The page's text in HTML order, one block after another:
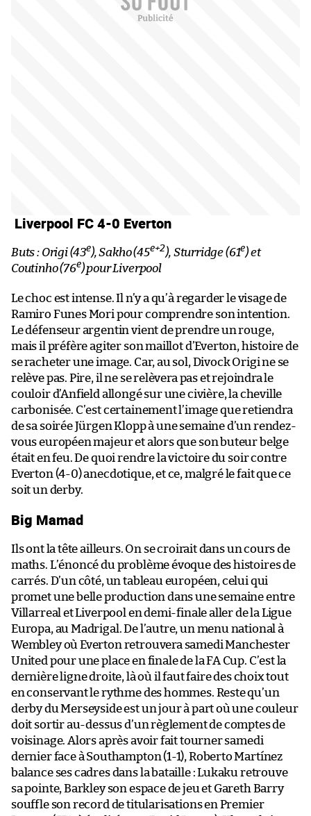
Liverpool FC 4-0 Everton
Buts : Origi (43e), Sakho (45e+2), Sturridge (61e) et
Coutinho (76e) pour Liverpool
Le choc est intense. Il n’y a qu’à regarder le visage de
Ramiro Funes Mori pour comprendre son intention.
Le défenseur argentin vient de prendre un rouge,
mais il préfère agiter son maillot d’Everton, histoire de
se racheter une image. Car, au sol, Divock Origi ne se
relève pas. Pire, il ne se relèvera pas et rejoindra le
couloir d’Anfield allongé sur une civière, la cheville
carbonisée. C’est certainement l’image que retiendra
de sa soirée Jürgen Klopp à une semaine d’un rendez-
vous européen majeur et alors que son buteur belge
était en feu. De quoi rendre la victoire du soir contre
Everton (4-0) anecdotique, et ce, malgré le fait que ce
soit un derby.
Big Mamad
Ils ont la tête ailleurs. On se croirait dans un cours de
maths. L’énoncé du problème évoque des histoires de
carrés. D’un côté, un tableau européen, celui qui
promet une belle production dans une semaine entre
Villarreal et Liverpool en demi-finale aller de la Ligue
Europa, au Madrigal. De l’autre, un menu national à
Wembley où Everton retrouvera samedi Manchester
United pour une place en finale de la FA Cup. C’est la
dernière ligne droite, là où il faut faire des choix tout
en conservant le rythme des hommes. Reste qu’un
derby du Merseyside est un jour à part où une couleur
doit sortir au-dessus d’un règlement de comptes de
voisinage. Alors après avoir fait tourner samedi
dernier face à Southampton (1-1), Roberto Martínez
balance ses cadres dans la bataille : Lukaku retrouve
sa pointe, Barkley son espace de jeu et Gareth Barry
souffle son record de titularisations en Premier